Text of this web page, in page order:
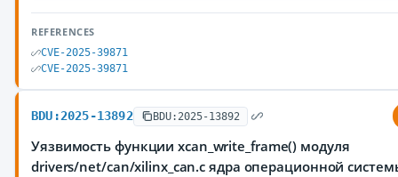
REFERENCES
CVE-2025-39871
CVE-2025-39871
BDU:2025-13892 BDU:2025-13892
Уязвимость функции xcan_write_frame() модуля
drivers/net/can/xilinx_can.c ядра операционной